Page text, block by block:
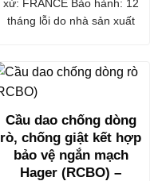
xứ: FRANCE Bảo hành: 12
tháng lỗi do nhà sản xuất
Cầu dao chống dòng
rò, chống giật kết hợp
bảo vệ ngắn mạch
Hager (RCBO) –